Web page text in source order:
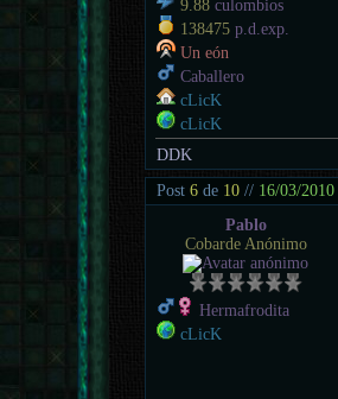
9.88 culombios
138475 p.d.exp.
Un eón
Caballero
cLicK
cLicK
DDK
Post6 de 10 // 16/03/2010
Pablo
Cobarde Anónimo
Hermafrodita
cLicK